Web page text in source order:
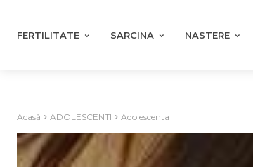
FERTILITATE SARCINA NASTERE
Acasă ADOLESCENTI Adolescenta